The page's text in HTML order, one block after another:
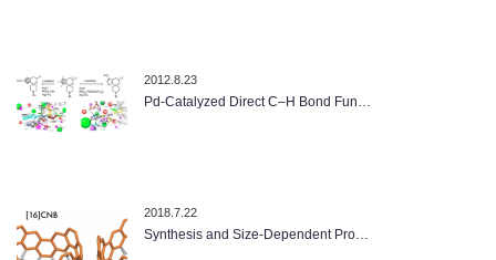
2012.8.23
Pd-Catalyzed Direct C–H Bond Fun…
2018.7.22
Synthesis and Size-Dependent Pro…